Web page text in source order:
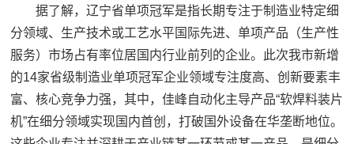
据了解，辽宁省单项冠军是指长期专注于制造业特定细
分领域、生产技术或工艺水平国际先进、单项产品（生产性
服务）市场占有率位居国内行业前列的企业。此次我市新增
的14家省级制造业单项冠军企业领域专注度高、创新要素丰
富、核心竞争力强，其中，佳峰自动化主导产品“软焊料装片
机”在细分领域实现国内首创，打破国外设备在华垄断地位。